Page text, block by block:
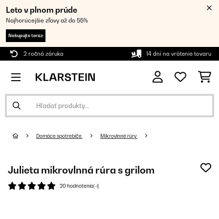
Leto v plnom prúde
Najhorúcejšie zľavy až do 55%
Nakupujte teraz
2 ročná záruka 14 dní na vrátenie tovaru
Domáce spotrebiče Mikrovlnné rúry
Julieta mikrovlnná rúra s grilom
20 hodnotenia(-í)